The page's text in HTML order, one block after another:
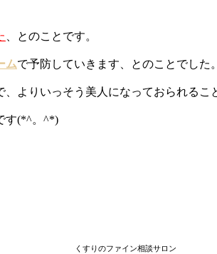
、とのことです。
ムで予防していきます、とのことでした。
よりいっそう美人になっておられるこ
す(*^。^*)
くすりのファイン相談サロン